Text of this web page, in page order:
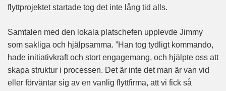
flyttprojektet startade tog det inte lång tid alls.
Samtalen med den lokala platschefen upplevde Jimmy
som sakliga och hjälpsamma. ”Han tog tydligt kommando,
hade initiativkraft och stort engagemang, och hjälpte oss att
skapa struktur i processen. Det är inte det man är van vid
eller förväntar sig av en vanlig flyttfirma, att vi fick så